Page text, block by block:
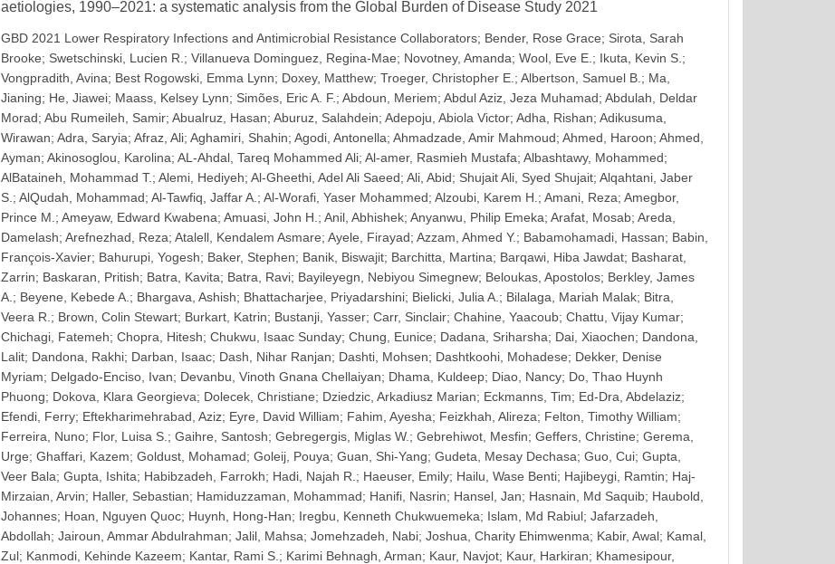
aetiologies, 1990–2021: a systematic analysis from the Global Burden of Disease Study 2021
GBD 2021 Lower Respiratory Infections and Antimicrobial Resistance Collaborators; Bender, Rose Grace; Sirota, Sarah
Brooke; Swetschinski, Lucien R. ; Villanueva Dominguez, Regina-Mae; Novotney, Amanda; Wool, Eve E. ; Ikuta, Kevin S. ;
Vongpradith, Avina; Best Rogowski, Emma Lynn; Doxey, Matthew; Troeger, Christopher E. ; Albertson, Samuel B. ; Ma,
Jianing; He, Jiawei; Maass, Kelsey Lynn; Simões, Eric A. F. ; Abdoun, Meriem; Abdul Aziz, Jeza Muhamad; Abdulah, Deldar
Morad; Abu Rumeileh, Samir; Abualruz, Hasan; Aburuz, Salahdein; Adepoju, Abiola Victor; Adha, Rishan; Adikusuma,
Wirawan; Adra, Saryia; Afraz, Ali; Aghamiri, Shahin; Agodi, Antonella; Ahmadzade, Amir Mahmoud; Ahmed, Haroon; Ahmed,
Ayman; Akinosoglou, Karolina; AL-Ahdal, Tareq Mohammed Ali; Al-amer, Rasmieh Mustafa; Albashtawy, Mohammed;
AlBataineh, Mohammad T.; Alemi, Hediyeh; Al-Gheethi, Adel Ali Saeed; Ali, Abid; Shujait Ali, Syed Shujait; Alqahtani, Jaber
S. ; AlQudah, Mohammad; Al-Tawfiq, Jaffar A. ; Al-Worafi, Yaser Mohammed; Alzoubi, Karem H. ; Amani, Reza; Amegbor,
Prince M. ; Ameyaw, Edward Kwabena; Amuasi, John H. ; Anil, Abhishek; Anyanwu, Philip Emeka; Arafat, Mosab; Areda,
Damelash; Arefnezhad, Reza; Atalell, Kendalem Asmare; Ayele, Firayad; Azzam, Ahmed Y.; Babamohamadi, Hassan; Babin,
François-Xavier; Bahurupi, Yogesh; Baker, Stephen; Banik, Biswajit; Barchitta, Martina; Barqawi, Hiba Jawdat; Basharat,
Zarrin; Baskaran, Pritish; Batra, Kavita; Batra, Ravi; Bayileyegn, Nebiyou Simegnew; Beloukas, Apostolos; Berkley, James
A. ; Beyene, Kebede A. ; Bhargava, Ashish; Bhattacharjee, Priyadarshini; Bielicki, Julia A. ; Bilalaga, Mariah Malak; Bitra,
Veera R. ; Brown, Colin Stewart; Burkart, Katrin; Bustanji, Yasser; Carr, Sinclair; Chahine, Yaacoub; Chattu, Vijay Kumar;
Chichagi, Fatemeh; Chopra, Hitesh; Chukwu, Isaac Sunday; Chung, Eunice; Dadana, Sriharsha; Dai, Xiaochen; Dandona,
Lalit; Dandona, Rakhi; Darban, Isaac; Dash, Nihar Ranjan; Dashti, Mohsen; Dashtkoohi, Mohadese; Dekker, Denise
Myriam; Delgado-Enciso, Ivan; Devanbu, Vinoth Gnana Chellaiyan; Dhama, Kuldeep; Diao, Nancy; Do, Thao Huynh
Phuong; Dokova, Klara Georgieva; Dolecek, Christiane; Dziedzic, Arkadiusz Marian; Eckmanns, Tim; Ed-Dra, Abdelaziz;
Efendi, Ferry; Eftekharimehrabad, Aziz; Eyre, David William; Fahim, Ayesha; Feizkhah, Alireza; Felton, Timothy William;
Ferreira, Nuno; Flor, Luisa S. ; Gaihre, Santosh; Gebregergis, Miglas W. ; Gebrehiwot, Mesfin; Geffers, Christine; Gerema,
Urge; Ghaffari, Kazem; Goldust, Mohamad; Goleij, Pouya; Guan, Shi-Yang; Gudeta, Mesay Dechasa; Guo, Cui; Gupta,
Veer Bala; Gupta, Ishita; Habibzadeh, Farrokh; Hadi, Najah R. ; Haeuser, Emily; Hailu, Wase Benti; Hajibeygi, Ramtin; Haj-
Mirzaian, Arvin; Haller, Sebastian; Hamiduzzaman, Mohammad; Hanifi, Nasrin; Hansel, Jan; Hasnain, Md Saquib; Haubold,
Johannes; Hoan, Nguyen Quoc; Huynh, Hong-Han; Iregbu, Kenneth Chukwuemeka; Islam, Md Rabiul; Jafarzadeh,
Abdollah; Jairoun, Ammar Abdulrahman; Jalil, Mahsa; Jomehzadeh, Nabi; Joshua, Charity Ehimwenma; Kabir, Awal; Kamal,
Zul; Kanmodi, Kehinde Kazeem; Kantar, Rami S. ; Karimi Behnagh, Arman; Kaur, Navjot; Kaur, Harkiran; Khamesipour,